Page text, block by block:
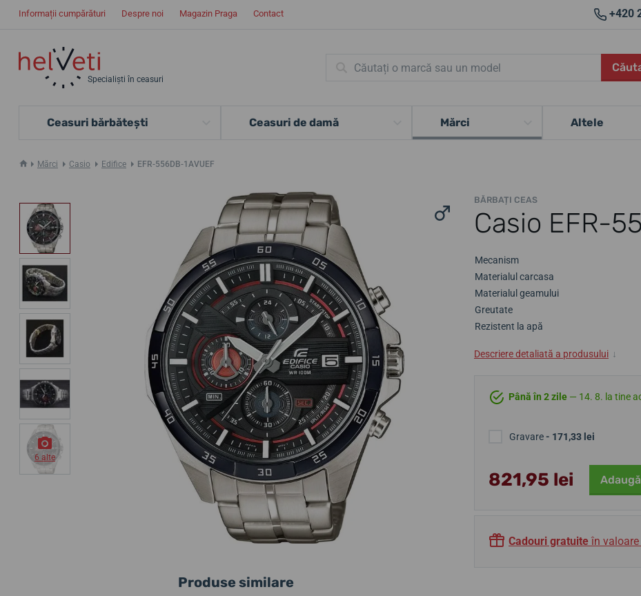
Informații cumpărături Despre noi Magazin Praga Contact +420
Specialiști în ceasuri
Ceasuri bărbătești Ceasuri de damă Mărci Altele
Mărci Casio Edifice EFR-556DB-1AVUEF
BĂRBAȚI CEAS
Casio EFR-
6 alte
Mecanism
Materialul carcasa
Materialul geamului
Greutate
Rezistent la apă
Descriere detaliată a produsului ↓
Până în 2 zile — 14. 8. la tine
Gravare- 171,33 lei
821,95 lei
Cadouri gratuite în
Produse similare